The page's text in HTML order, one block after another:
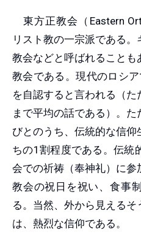
東方正教会（Eastern
リスト教の一宗派である
教会などと呼ばれること
教会である。現代のロシ
を自認すると言われる（た
まで平均の話である）。
びとのうち、伝統的な信仰
ちの1割程度である。伝統
会での祈祷（奉神礼）に
教会の祝日を祝い、食事
る。当然、外から見える
は、熱烈な信仰である。